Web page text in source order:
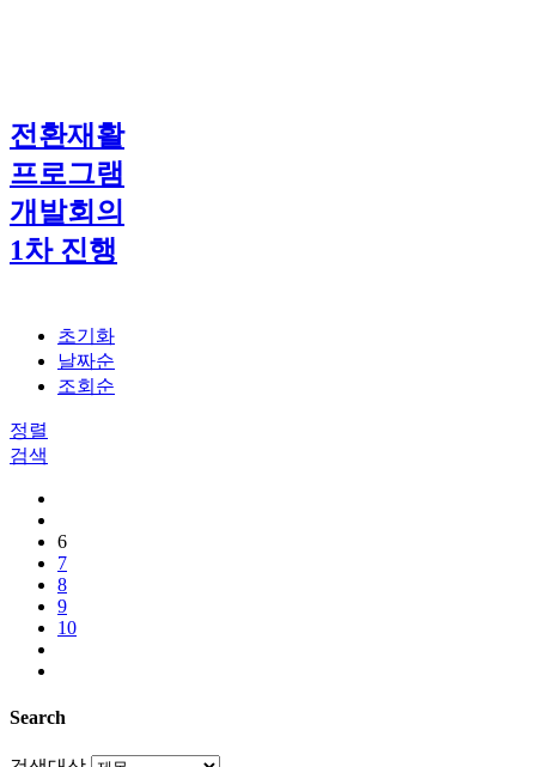
전환재활
프로그램
개발회의
1차 진행
초기화
날짜순
조회순
정렬
검색
6
7
8
9
10
Search